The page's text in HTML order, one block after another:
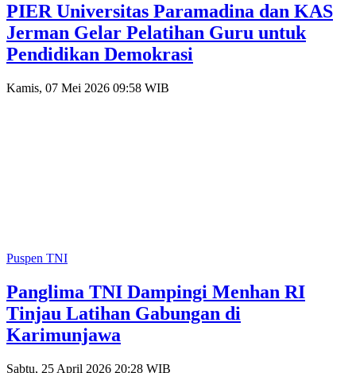
PIER Universitas Paramadina dan KAS
Jerman Gelar Pelatihan Guru untuk
Pendidikan Demokrasi
Kamis, 07 Mei 2026 09:58 WIB
Puspen TNI
Panglima TNI Dampingi Menhan RI
Tinjau Latihan Gabungan di
Karimunjawa
Sabtu, 25 April 2026 20:28 WIB